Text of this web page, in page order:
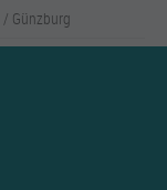
/ Günzburg